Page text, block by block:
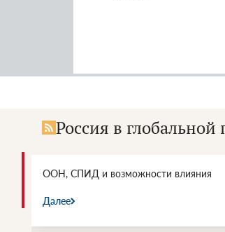
Россия в глобальной
ООН, СПИД и возможности влияния
Далее